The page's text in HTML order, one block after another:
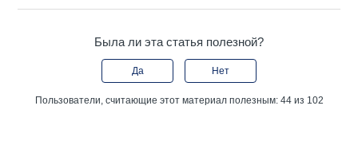
Была ли эта статья полезной?
Да Нет
Пользователи, считающие этот материал полезным: 44 из 102